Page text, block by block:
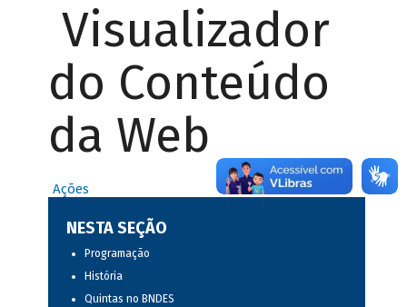
Visualizador
do Conteúdo
da Web
Ações
NESTA SEÇÃO
Programação
História
Quintas no BNDES